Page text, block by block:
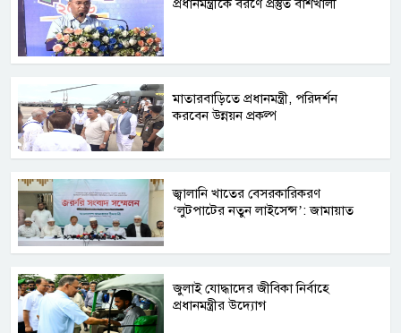
প্রধানমন্ত্রীকে বরণে প্রস্তুত বাঁশখালী
মাতারবাড়িতে প্রধানমন্ত্রী, পরিদর্শন
করবেন উন্নয়ন প্রকল্প
জ্বালানি খাতের বেসরকারিকরণ
‘লুটপাটের নতুন লাইসেন্স’: জামায়াত
জুলাই যোদ্ধাদের জীবিকা নির্বাহে
প্রধানমন্ত্রীর উদ্যোগ